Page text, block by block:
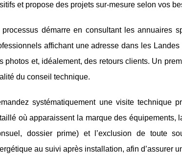
et propose des projets sur-mesure selon vos
processus démarre en consultant les annuaires
affichant une adresse dans les
photos et, idéalement, des retours clients. Un
du conseil technique.
systématiquement une visite technique
où apparaissent la marque des équipements,
dossier prime) et l’exclusion de toute
au suivi après installation, afin d’assurer